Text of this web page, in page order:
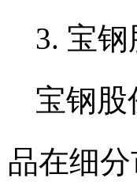
3. 宝钢
宝钢
品在细